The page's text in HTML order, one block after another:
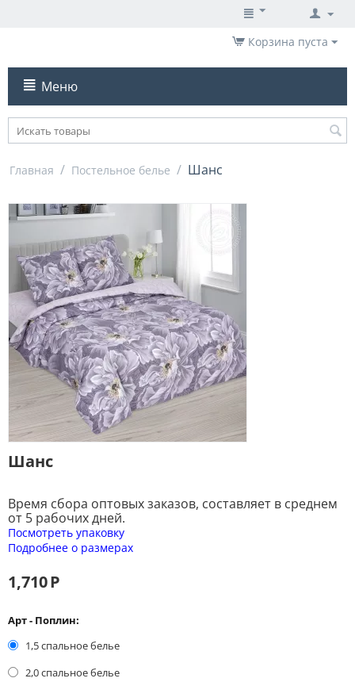
Корзина пуста
Меню
Главная / Постельное белье / Шанс
Шанс
Время сбора оптовых заказов, составляет в среднем
от 5 рабочих дней.
Посмотреть упаковку
Подробнее о размерах
1,710Р
Арт - Поплин:
1,5 спальное белье
2,0 спальное белье